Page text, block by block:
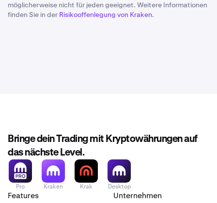
möglicherweise nicht für jeden geeignet. Weitere Informationen
finden Sie in der Risikooffenlegung von Kraken.
Bringe dein Trading mit Kryptowährungen auf
das nächste Level.
Pro Kraken Krak Desktop
Features Unternehmen